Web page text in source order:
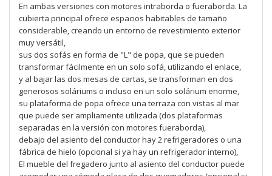
En ambas versiones con motores intraborda o fueraborda. La
cubierta principal ofrece espacios habitables de tamaño
considerable, creando un entorno de revestimiento exterior
muy versátil,
sus dos sofás en forma de "L" de popa, que se pueden
transformar fácilmente en un solo sofá, utilizando el enlace,
y al bajar las dos mesas de cartas, se transforman en dos
generosos soláriums o incluso en un solo solárium enorme,
su plataforma de popa ofrece una terraza con vistas al mar
que puede ser ampliamente utilizada (dos plataformas
separadas en la versión con motores fueraborda),
debajo del asiento del conductor hay 2 refrigeradores o una
fábrica de hielo (opcional si ya hay un refrigerador interno),
El mueble del fregadero junto al asiento del conductor puede